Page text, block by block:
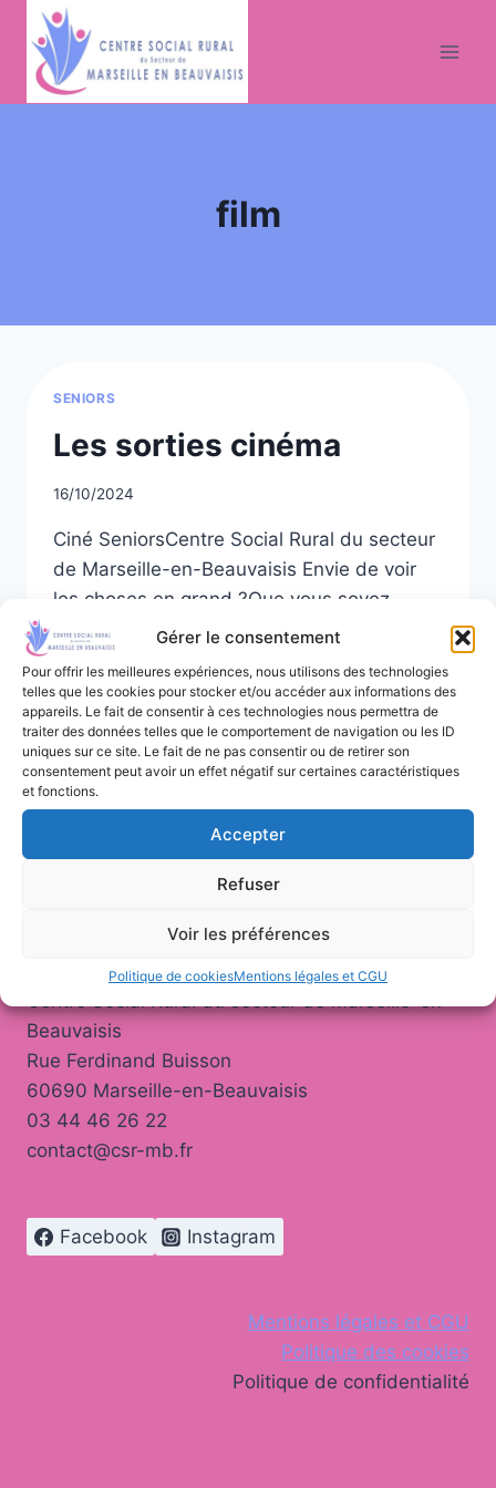
Gérer le consentement
Pour offrir les meilleures expériences, nous utilisons des technologies
telles que les cookies pour stocker et/ou accéder aux informations des
appareils. Le fait de consentir à ces technologies nous permettra de
traiter des données telles que le comportement de navigation ou les ID
uniques sur ce site. Le fait de ne pas consentir ou de retirer son
consentement peut avoir un effet négatif sur certaines caractéristiques
et fonctions.
Accepter
Refuser
Voir les préférences
Politique de cookiesMentions légales et CGU
contenu
film
SENIORS
Les sorties cinéma
16/10/2024
Ciné SeniorsCentre Social Rural du secteur
de Marseille-en-Beauvaisis Envie de voir
les choses en grand ?Que vous soyez
cinéphile passionné ou simplement curieux
Ciné Seniors est faite pour vous ! Offrez-
vous une escapade culturelle et
divertissante, loin du petit écran, dans une
ambiance conviviale et chaleureuse.
Pourquoi participer ?…
LIRE LA SUITE
SORTIES
Centre Social Rural du secteur de Marseille-en-
Beauvaisis
Rue Ferdinand Buisson
60690 Marseille-en-Beauvaisis
03 44 46 26 22
contact@csr-mb.fr
Facebook Instagram
Mentions légales et CGU
Politique des cookies
Politique de confidentialité